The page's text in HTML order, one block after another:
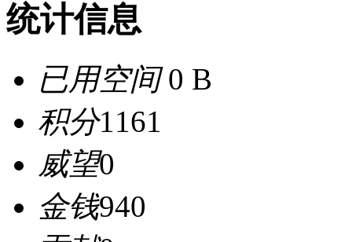
统计信息
已用空间0 B
积分1161
威望0
金钱940